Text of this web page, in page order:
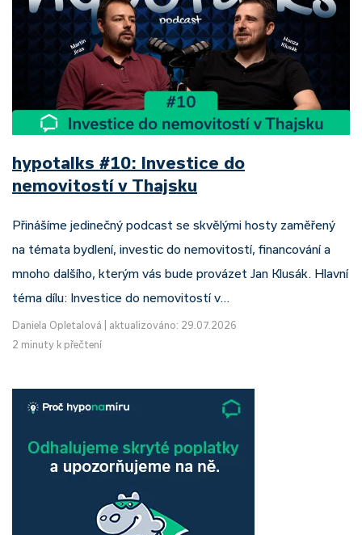
hypotalks #10: Investice do
nemovitostí v Thajsku
Přinášíme jedinečný podcast se skvělými hosty zaměřený
na témata bydlení, investic do nemovitostí, financování a
mnoho dalšího, kterým vás bude provázet Jan Klusák. Hlavní
téma dílu: Investice do nemovitostí v…
Daniela Opletalová
aktualizováno: 29.07.2026
2 minuty k přečtení